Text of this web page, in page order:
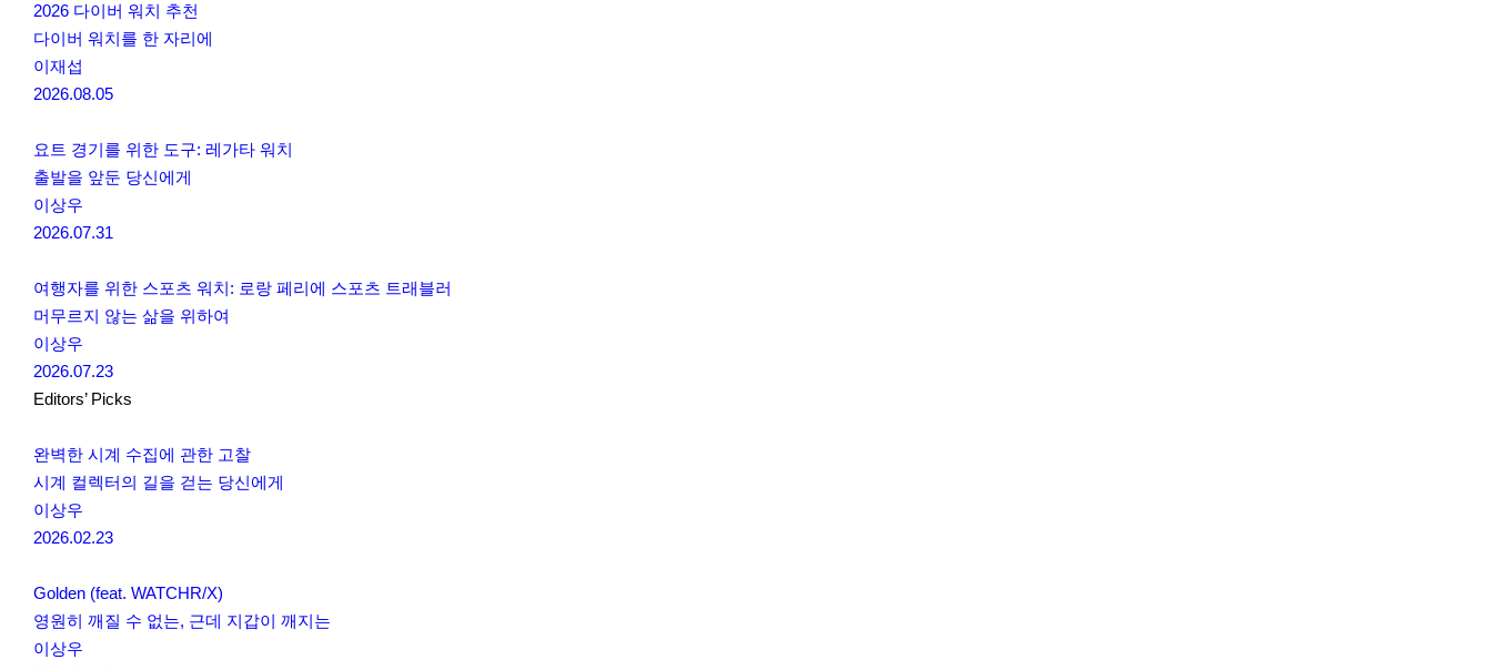
2026 다이버 워치 추천
다이버 워치를 한 자리에
이재섭
2026.08.05
요트 경기를 위한 도구: 레가타 워치
출발을 앞둔 당신에게
이상우
2026.07.31
여행자를 위한 스포츠 워치: 로랑 페리에 스포츠 트래블러
머무르지 않는 삶을 위하여
이상우
2026.07.23
Editors’ Picks
완벽한 시계 수집에 관한 고찰
시계 컬렉터의 길을 걷는 당신에게
이상우
2026.02.23
Golden (feat. WATCHR/X)
영원히 깨질 수 없는, 근데 지갑이 깨지는
이상우